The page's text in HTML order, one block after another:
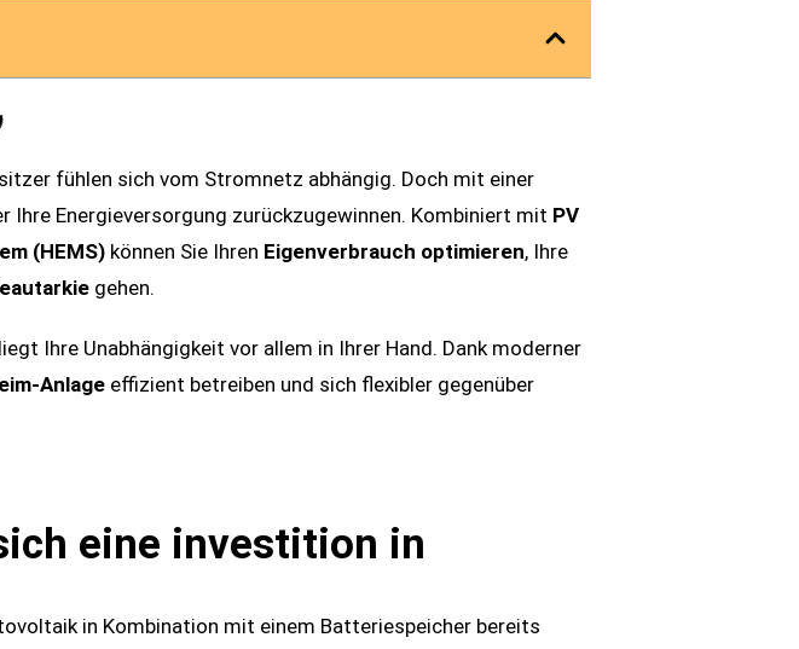
fühlen sich vom Stromnetz abhängig. Doch mit einer
Ihre Energieversorgung zurückzugewinnen. Kombiniert mit PV
(HEMS) können Sie Ihren Eigenverbrauch optimieren, Ihre
gehen.
Ihre Unabhängigkeit vor allem in Ihrer Hand. Dank moderner
Anlage effizient betreiben und sich flexibler gegenüber
eine investition in
in Kombination mit einem Batteriespeicher bereits